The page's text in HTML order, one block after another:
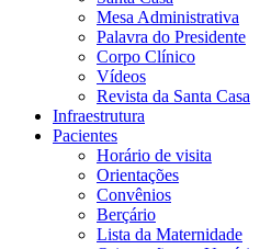
Mesa Administrativa
Palavra do Presidente
Corpo Clínico
Vídeos
Revista da Santa Casa
Infraestrutura
Pacientes
Horário de visita
Orientações
Convênios
Berçário
Lista da Maternidade